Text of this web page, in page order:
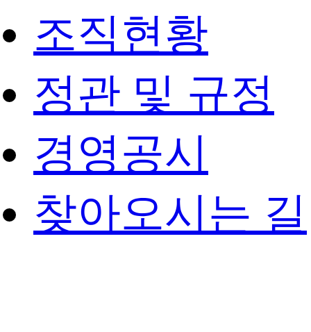
조직현황
정관 및 규정
경영공시
찾아오시는 길